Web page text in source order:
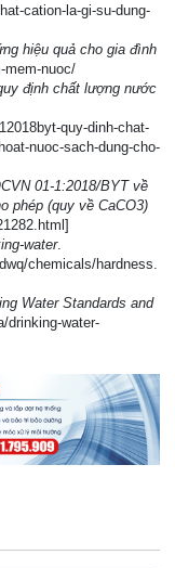
cation-la-gi-su-dung-
hiệu quả cho gia đình
mem-nuoc/
định chất lượng nước
quy-dinh-chat-
nuoc-sach-dung-cho-
01-1:2018/BYT về
phép (quy về CaCO3)
water.
chemicals/hardness.
Water Standards and
drinking-water-